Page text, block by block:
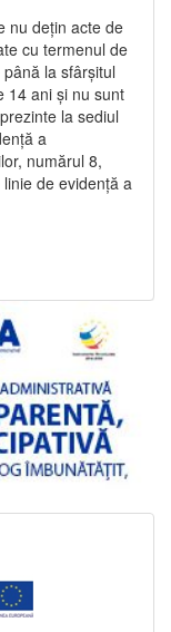
nu dețin acte de
cu termenul de
la sfârșitul
14 ani și nu sunt
la sediul
a
numărul 8,
de evidență a